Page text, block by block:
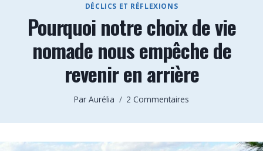
DÉCLICS ET RÉFLEXIONS
Pourquoi notre choix de vie
nomade nous empêche de
revenir en arrière
Par Aurélia 2 Commentaires